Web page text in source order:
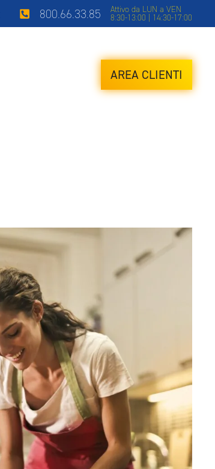
800.66.33.85 Attivo da LUN a VEN
8:30-13:00 | 14:30-17:00
AREA CLIENTI